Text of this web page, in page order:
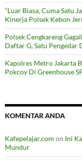
“Luar Biasa, Cuma Satu
Kinerja Polsek Kebon
Polsek Cengkareng
Daftar G, Satu Pengedar
Kapolres Metro Jakarta
Pokcoy Di Greenhouse
KOMENTAR ANDA
Kafepelajar.com on Ini
Mundur